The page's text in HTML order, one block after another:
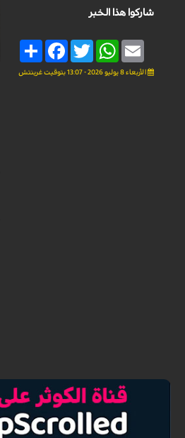
شاركوا هذا الخبر
Share
FacebookTwitter
WhatsAppEmail
الأربعاء 8 يوليو 2026 - 13:07 بتوقيت غرينتش